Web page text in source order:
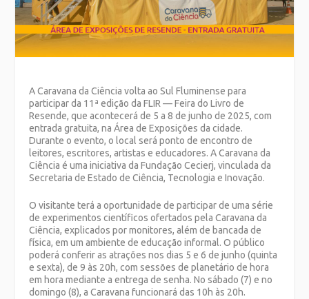
A Caravana da Ciência volta ao Sul Fluminense para
participar da 11ª edição da FLIR — Feira do Livro de
Resende, que acontecerá de 5 a 8 de junho de 2025, com
entrada gratuita, na Área de Exposições da cidade.
Durante o evento, o local será ponto de encontro de
leitores, escritores, artistas e educadores. A Caravana da
Ciência é uma iniciativa da Fundação Cecierj, vinculada da
Secretaria de Estado de Ciência, Tecnologia e Inovação.
O visitante terá a oportunidade de participar de uma série
de experimentos científicos ofertados pela Caravana da
Ciência, explicados por monitores, além de bancada de
física, em um ambiente de educação informal. O público
poderá conferir as atrações nos dias 5 e 6 de junho (quinta
e sexta), de 9 às 20h, com sessões de planetário de hora
em hora mediante a entrega de senha. No sábado (7) e no
domingo (8), a Caravana funcionará das 10h às 20h.